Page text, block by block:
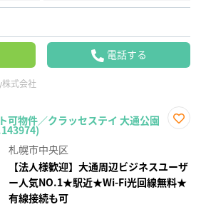
電話する
式会社
可物件／クラッセステイ 大通公園
録
札幌市中央区
【法人様歓迎】大通周辺ビジネスユーザ
ー人気NO.1★駅近★Wi-Fi光回線無料★
有線接続も可